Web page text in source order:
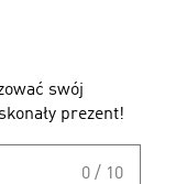
swój
prezent!
0 / 10